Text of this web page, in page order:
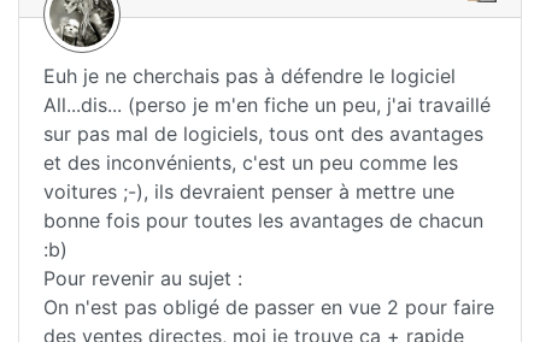
Euh je ne cherchais pas à défendre le logiciel
All...dis... (perso je m'en fiche un peu, j'ai travaillé
sur pas mal de logiciels, tous ont des avantages
et des inconvénients, c'est un peu comme les
voitures ;-), ils devraient penser à mettre une
bonne fois pour toutes les avantages de chacun
:b)
Pour revenir au sujet :
On n'est pas obligé de passer en vue 2 pour faire
des ventes directes, moi je trouve ça + rapide